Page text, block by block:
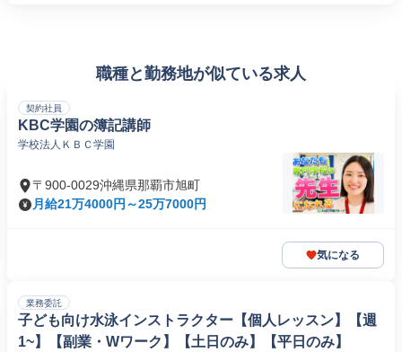
職種と勤務地が似ている求人
契約社員
KBC学園の簿記講師
学校法人ＫＢＣ学園
〒900-0029沖縄県那覇市旭町
月給21万4000円～25万7000円
気になる
業務委託
子ども向け水泳インストラクター【個人レッスン】【週
1~】【副業・Wワーク】【土日のみ】【平日のみ】